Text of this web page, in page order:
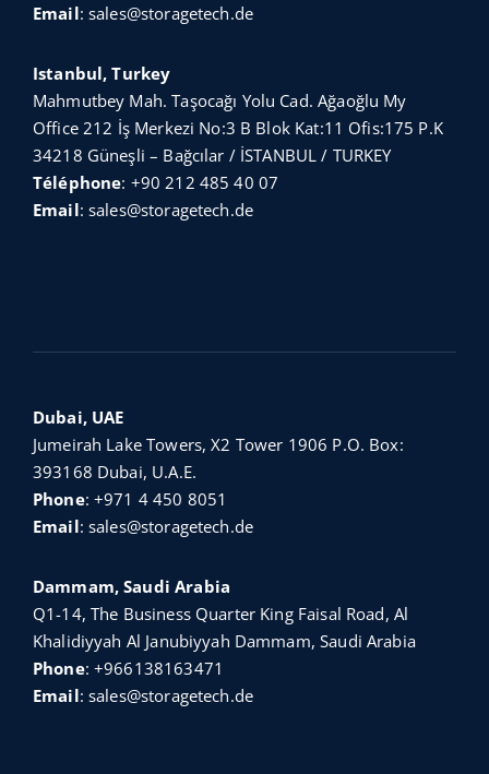
Email:sales@storagetech.de
Istanbul, Turkey
Mahmutbey Mah. Taşocağı Yolu Cad. Ağaoğlu My
Office 212 İş Merkezi No:3 B Blok Kat:11 Ofis:175 P.K
34218 Güneşli – Bağcılar / İSTANBUL / TURKEY
Téléphone: +90 212 485 40 07
Email:sales@storagetech.de
Dubai, UAE
Jumeirah Lake Towers, X2 Tower 1906 P.O. Box:
393168 Dubai, U.A.E.
Phone:+971 4 450 8051
Email:sales@storagetech.de
Dammam, Saudi Arabia
Q1-14, The Business Quarter King Faisal Road, Al
Khalidiyyah Al Janubiyyah Dammam, Saudi Arabia
Phone:+966138163471
Email:sales@storagetech.de